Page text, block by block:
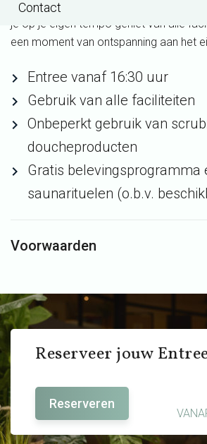
Contact
en kom volledig tot rust in een
je op je eigen tempo geniet van alle
een moment van ontspanning aan het
Entree vanaf 16:30 uur
Gebruik van alle faciliteiten
Onbeperkt gebruik van
doucheproducten
Gratis belevingsprogramma
saunarituelen (o.b.v.
Voorwaarden
Reserveer jouw
Reserveren